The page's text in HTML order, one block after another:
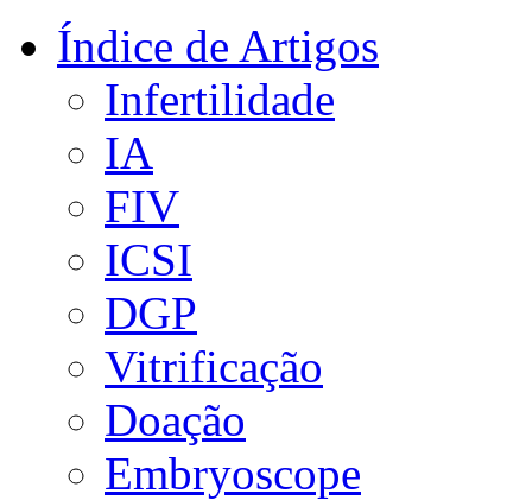
Índice de Artigos
Infertilidade
IA
FIV
ICSI
DGP
Vitrificação
Doação
Embryoscope